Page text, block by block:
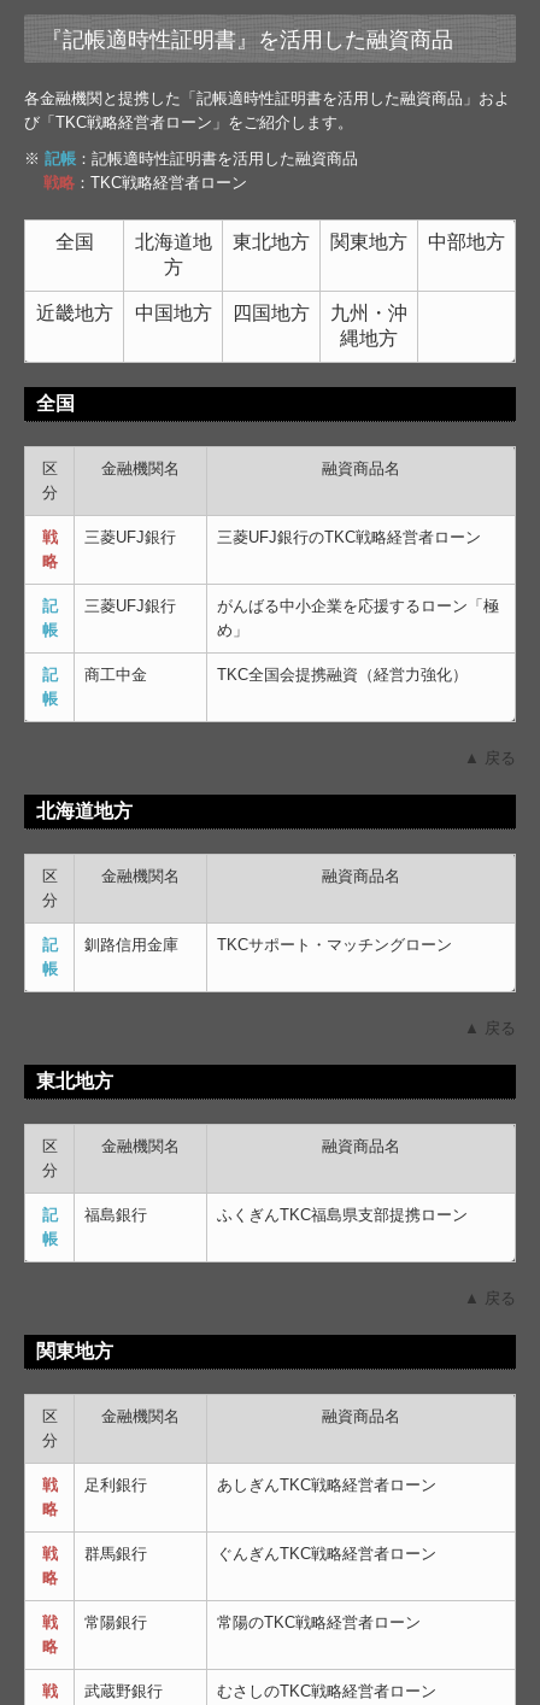
『記帳適時性証明書』を活用した融資商品
各金融機関と提携した「記帳適時性証明書を活用した融資商品」およ
び「TKC戦略経営者ローン」をご紹介します。
※ 記帳 ：記帳適時性証明書を活用した融資商品
戦略 ：TKC戦略経営者ローン
全国
北海道地
方
東北地方 関東地方 中部地方
近畿地方 中国地方 四国地方
九州・沖
縄地方
全国
区
分
金融機関名 融資商品名
戦
略
三菱UFJ銀行 三菱UFJ銀行のTKC戦略経営者ローン
記
帳
三菱UFJ銀行
がんばる中小企業を応援するローン「極
め」
記
帳
商工中金 TKC全国会提携融資（経営力強化）
▲ 戻る
北海道地方
区
分
金融機関名 融資商品名
記
帳
釧路信用金庫 TKCサポート・マッチングローン
▲ 戻る
東北地方
区
分
金融機関名 融資商品名
記
帳
福島銀行 ふくぎんTKC福島県支部提携ローン
▲ 戻る
関東地方
区
分
金融機関名 融資商品名
戦
略
足利銀行 あしぎんTKC戦略経営者ローン
戦
略
群馬銀行 ぐんぎんTKC戦略経営者ローン
戦
略
常陽銀行 常陽のTKC戦略経営者ローン
戦
武蔵野銀行 むさしのTKC戦略経営者ローン